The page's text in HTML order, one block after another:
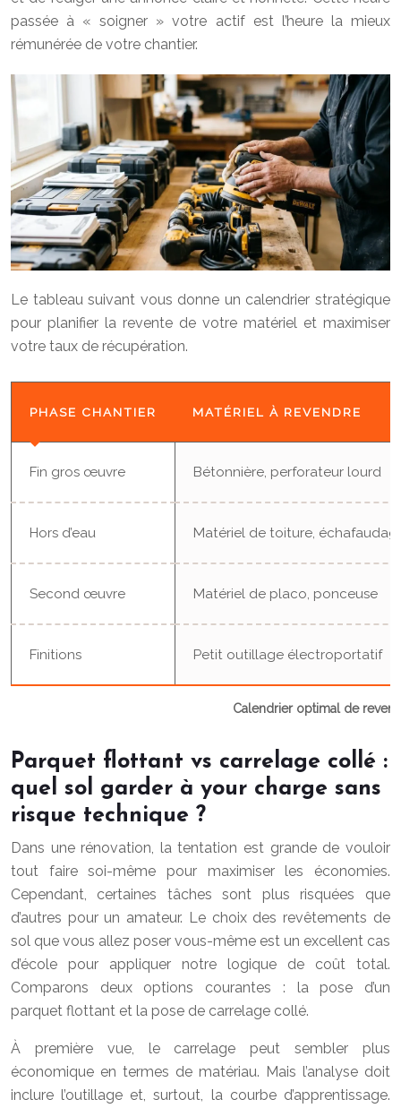
passée à « soigner » votre actif est l’heure la mieux
rémunérée de votre chantier.
Le tableau suivant vous donne un calendrier stratégique
pour planifier la revente de votre matériel et maximiser
votre taux de récupération.
Calendrier optimal de
PHASE CHANTIER MATÉRIEL À REVENDRE
Fin gros œuvre Bétonnière, perforateur lourd
Hors d’eau Matériel de toiture,
Second œuvre Matériel de placo, ponceuse
Finitions Petit outillage électroportatif
Parquet flottant vs carrelage collé :
quel sol garder à your charge sans
risque technique ?
Dans une rénovation, la tentation est grande de vouloir
tout faire soi-même pour maximiser les économies.
Cependant, certaines tâches sont plus risquées que
d’autres pour un amateur. Le choix des revêtements de
sol que vous allez poser vous-même est un excellent cas
d’école pour appliquer notre logique de coût total.
Comparons deux options courantes : la pose d’un
parquet flottant et la pose de carrelage collé.
À première vue, le carrelage peut sembler plus
économique en termes de matériau. Mais l’analyse doit
inclure l’outillage et, surtout, la courbe d’apprentissage.